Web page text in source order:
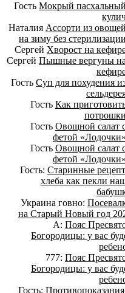
Гость Мокрый пасхальный
Наталия Ассорти из овощей
на зиму без стерилизации
Сергей Хворост на
Сергей Пышные вергуны на
Гость Суп для похудения
Гость Как
потрошки
Гость Овощной салат
фетой «Лодочки»
Гость Овощной салат
фетой «Лодочки»
Гость: Старинные
хлеба как пекли
Украина говно:
на Старый Новый год
А: Пояс
Богородицы: у вас
777: Пояс
Богородицы: у вас
Гость: